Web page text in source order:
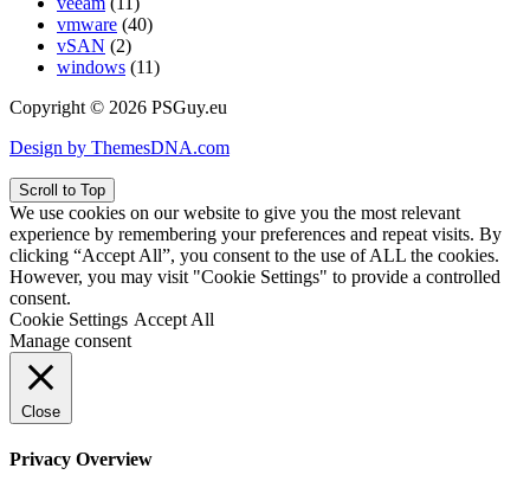
vmware (40)
vSAN (2)
windows (11)
Copyright © 2026 PSGuy.eu
Design by ThemesDNA.com
Scroll to Top
We use cookies on our website to give you the most relevant
experience by remembering your preferences and repeat visits. By
clicking “Accept All”, you consent to the use of ALL the cookies.
However, you may visit "Cookie Settings" to provide a controlled
consent.
Cookie Settings Accept All
Manage consent
Close
Privacy Overview